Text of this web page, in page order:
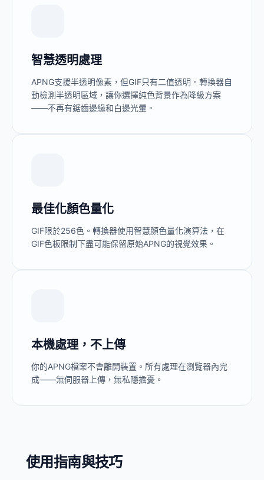
智慧透明處理
APNG支援半透明像素，但GIF只有二值透明。轉換器自
動檢測半透明區域，讓你選擇純色背景作為降級方案
——不再有鋸齒邊緣和白邊光暈。
最佳化顏色量化
GIF限於256色。轉換器使用智慧顏色量化演算法，在
GIF色板限制下盡可能保留原始APNG的視覺效果。
本機處理，不上傳
你的APNG檔案不會離開裝置。所有處理在瀏覽器內完
成——無伺服器上傳，無私隱擔憂。
使用指南與技巧